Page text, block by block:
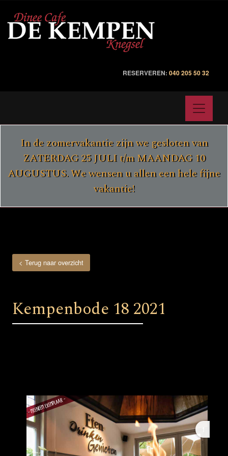
RESERVEREN:040 205 50 32
In de zomervakantie zijn we gesloten van
ZATERDAG 25 JULI t/m MAANDAG 10
AUGUSTUS. We wensen u allen een hele fijne
vakantie!
< Terug naar overzicht
Kempenbode 18 2021